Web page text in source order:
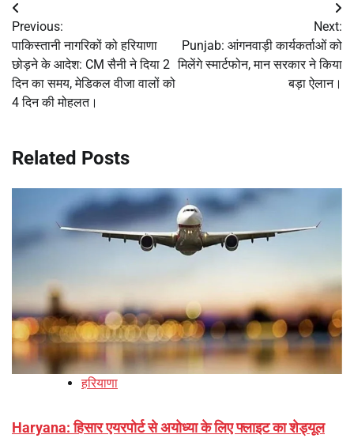
Post
navigation
Previous:
पाकिस्तानी नागरिकों को हरियाणा
छोड़ने के आदेश: CM सैनी ने दिया 2
दिन का समय, मेडिकल वीजा वालों को
4 दिन की मोहलत।
Next:
Punjab: आंगनवाड़ी कार्यकर्ताओं को
मिलेंगे स्मार्टफोन, मान सरकार ने किया
बड़ा ऐलान।
Related Posts
हरियाणा
Haryana: हिसार एयरपोर्ट से अयोध्या के लिए फ्लाइट का शेड्यूल